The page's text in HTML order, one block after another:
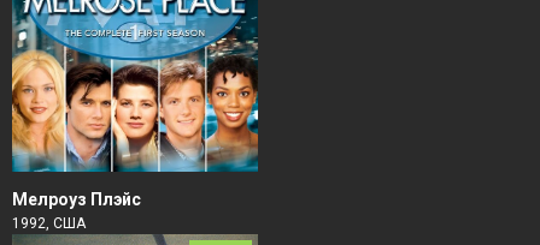
Мелроуз Плэйс
1992, США